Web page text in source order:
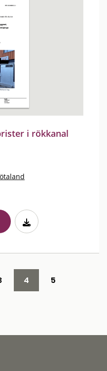
i rökkanal
4 5